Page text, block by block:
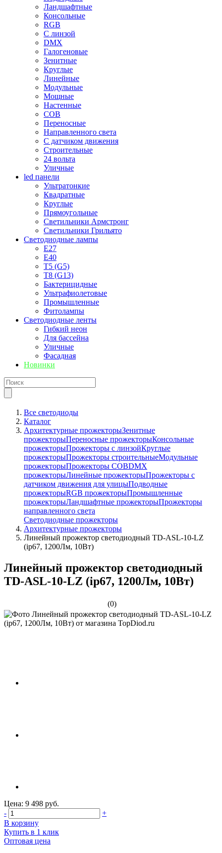
Ландшафтные
Консольные
RGB
С линзой
DMX
Галогеновые
Зенитные
Круглые
Линейные
Модульные
Мощные
Настенные
COB
Переносные
Направленного света
С датчиком движения
Строительные
24 вольта
Уличные
led панели
Ультратонкие
Квадратные
Круглые
Прямоугольные
Светильники Армстронг
Светильники Грильято
Светодиодные лампы
E27
Е40
T5 (G5)
T8 (G13)
Бактерицидные
Ультрафиолетовые
Промышленные
Фитолампы
Светодиодные ленты
Гибкий неон
Для бассейна
Уличные
Фасадная
Новинки
Все светодиоды
Каталог
Архитектурные прожекторыЗенитные
прожекторыПереносные прожекторыКонсольные
прожекторыПрожекторы с линзойКруглые
прожекторыПрожекторы строительныеМодульные
прожекторыПрожекторы COBDMX
прожекторыЛинейные прожекторыПрожекторы с
датчиком движения для улицыПодводные
прожекторыRGB прожекторыПромышленные
прожекторыЛандшафтные прожекторыПрожекторы
направленного света
Светодиодные прожекторы
Архитектурные прожекторы
Линейный прожектор светодиодный TD-ASL-10-LZ
(ip67, 1200Лм, 10Вт)
Линейный прожектор светодиодный
TD-ASL-10-LZ (ip67, 1200Лм, 10Вт)
(0)
Цена: 9 498 руб.
-
+
В корзину
Купить в 1 клик
Оптовая цена